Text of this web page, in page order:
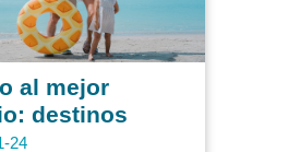
al mejor
destinos
24